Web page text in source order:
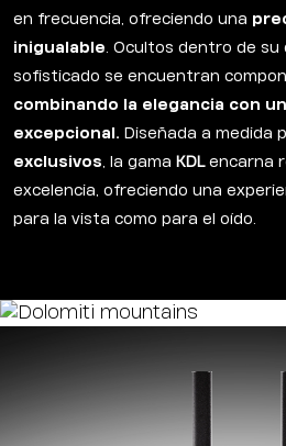
en frecuencia, ofreciendo una
inigualable. Ocultos dentro de su
sofisticado se encuentran
combinando la elegancia con
excepcional. Diseñada a medida
exclusivos, la gama KDLencarna
excelencia, ofreciendo una
para la vista como para el oído.